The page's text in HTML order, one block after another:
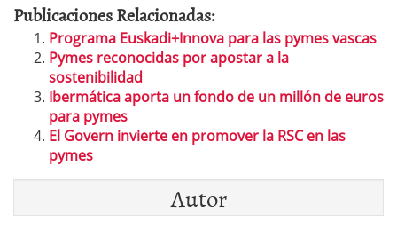
Publicaciones Relacionadas:
Programa Euskadi+Innova para las pymes vascas
Pymes reconocidas por apostar a la
sostenibilidad
Ibermática aporta un fondo de un millón de euros
para pymes
El Govern invierte en promover la RSC en las
pymes
Autor